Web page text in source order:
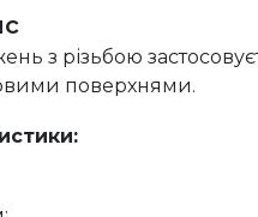
з різьбою
поверхнями.